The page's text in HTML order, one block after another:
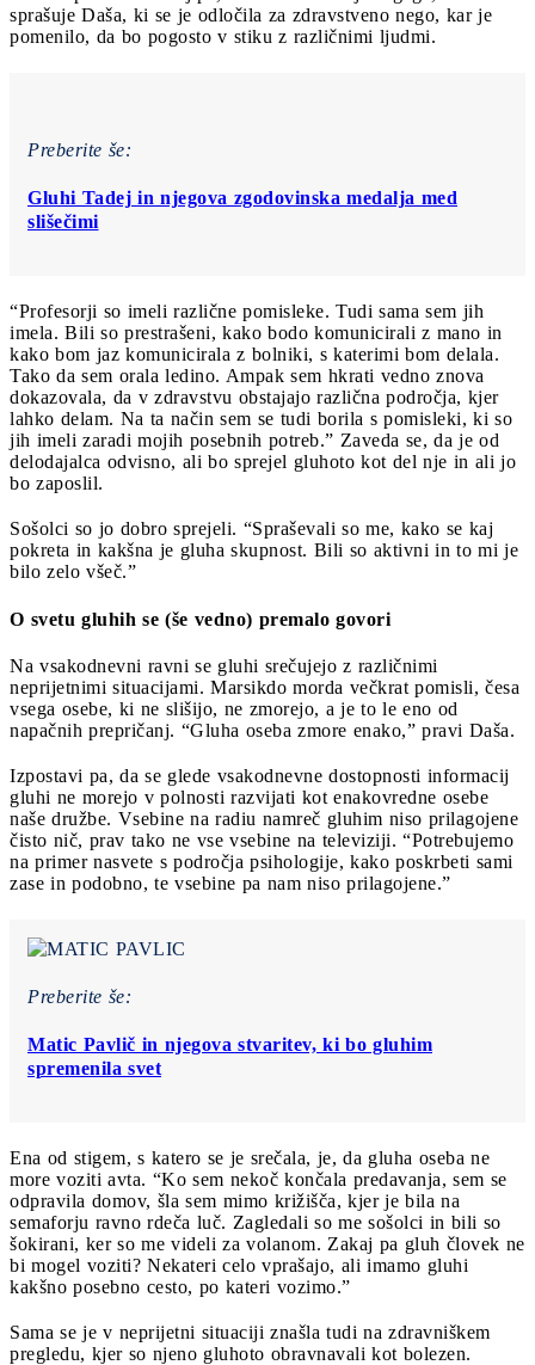
sprašuje Daša, ki se je odločila za zdravstveno nego, kar je
pomenilo, da bo pogosto v stiku z različnimi ljudmi.
Preberite še:
Gluhi Tadej in njegova zgodovinska medalja med
slišečimi
“Profesorji so imeli različne pomisleke. Tudi sama sem jih
imela. Bili so prestrašeni, kako bodo komunicirali z mano in
kako bom jaz komunicirala z bolniki, s katerimi bom delala.
Tako da sem orala ledino. Ampak sem hkrati vedno znova
dokazovala, da v zdravstvu obstajajo različna področja, kjer
lahko delam. Na ta način sem se tudi borila s pomisleki, ki so
jih imeli zaradi mojih posebnih potreb.” Zaveda se, da je od
delodajalca odvisno, ali bo sprejel gluhoto kot del nje in ali jo
bo zaposlil.
Sošolci so jo dobro sprejeli. “Spraševali so me, kako se kaj
pokreta in kakšna je gluha skupnost. Bili so aktivni in to mi je
bilo zelo všeč.”
O svetu gluhih se (še vedno) premalo govori
Na vsakodnevni ravni se gluhi srečujejo z različnimi
neprijetnimi situacijami. Marsikdo morda večkrat pomisli, česa
vsega osebe, ki ne slišijo, ne zmorejo, a je to le eno od
napačnih prepričanj. “Gluha oseba zmore enako,” pravi Daša.
Izpostavi pa, da se glede vsakodnevne dostopnosti informacij
gluhi ne morejo v polnosti razvijati kot enakovredne osebe
naše družbe. Vsebine na radiu namreč gluhim niso prilagojene
čisto nič, prav tako ne vse vsebine na televiziji. “Potrebujemo
na primer nasvete s področja psihologije, kako poskrbeti sami
zase in podobno, te vsebine pa nam niso prilagojene.”
Preberite še:
Matic Pavlič in njegova stvaritev, ki bo gluhim
spremenila svet
Ena od stigem, s katero se je srečala, je, da gluha oseba ne
more voziti avta. “Ko sem nekoč končala predavanja, sem se
odpravila domov, šla sem mimo križišča, kjer je bila na
semaforju ravno rdeča luč. Zagledali so me sošolci in bili so
šokirani, ker so me videli za volanom. Zakaj pa gluh človek ne
bi mogel voziti? Nekateri celo vprašajo, ali imamo gluhi
kakšno posebno cesto, po kateri vozimo.”
Sama se je v neprijetni situaciji znašla tudi na zdravniškem
pregledu, kjer so njeno gluhoto obravnavali kot bolezen.